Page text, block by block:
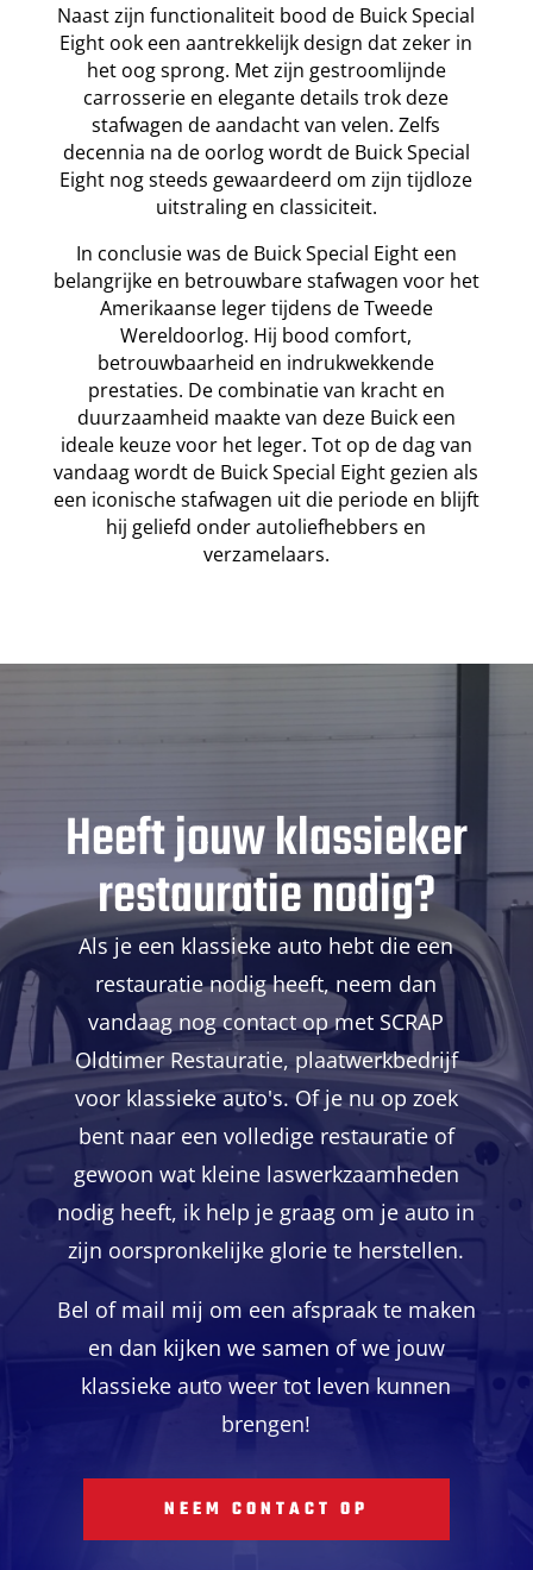
Naast zijn functionaliteit bood de Buick Special
Eight ook een aantrekkelijk design dat zeker in
het oog sprong. Met zijn gestroomlijnde
carrosserie en elegante details trok deze
stafwagen de aandacht van velen. Zelfs
decennia na de oorlog wordt de Buick Special
Eight nog steeds gewaardeerd om zijn tijdloze
uitstraling en classiciteit.
In conclusie was de Buick Special Eight een
belangrijke en betrouwbare stafwagen voor het
Amerikaanse leger tijdens de Tweede
Wereldoorlog. Hij bood comfort,
betrouwbaarheid en indrukwekkende
prestaties. De combinatie van kracht en
duurzaamheid maakte van deze Buick een
ideale keuze voor het leger. Tot op de dag van
vandaag wordt de Buick Special Eight gezien als
een iconische stafwagen uit die periode en blijft
hij geliefd onder autoliefhebbers en
verzamelaars.
Heeft jouw klassieker
restauratie nodig?
Als je een klassieke auto hebt die een
restauratie nodig heeft, neem dan
vandaag nog contact op met SCRAP
Oldtimer Restauratie, plaatwerkbedrijf
voor klassieke auto's. Of je nu op zoek
bent naar een volledige restauratie of
gewoon wat kleine laswerkzaamheden
nodig heeft, ik help je graag om je auto in
zijn oorspronkelijke glorie te herstellen.
Bel of mail mij om een afspraak te maken
en dan kijken we samen of we jouw
klassieke auto weer tot leven kunnen
brengen!
NEEM CONTACT OP